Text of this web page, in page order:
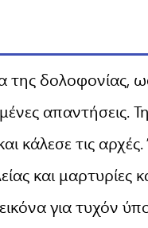
της δολοφονίας,
απαντήσεις.
κάλεσε τις
και μαρτυρίες
για τυχόν